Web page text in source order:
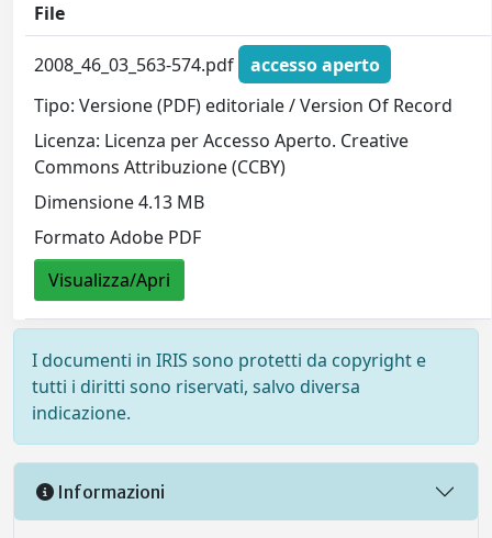
File
2008_46_03_563-574.pdf
accesso aperto
Tipo: Versione (PDF) editoriale / Version Of Record
Licenza: Licenza per Accesso Aperto. Creative
Commons Attribuzione (CCBY)
Dimensione 4.13 MB
Formato Adobe PDF
Visualizza/Apri
I documenti in IRIS sono protetti da copyright e
tutti i diritti sono riservati, salvo diversa
indicazione.
Informazioni